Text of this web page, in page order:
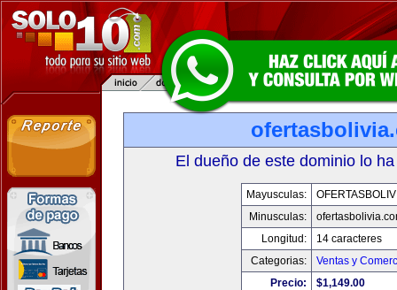
El dueño de este dominio lo
Mayusculas:
Minusculas:
Longitud:
14 caracteres
Categorias:
Ventas y
Precio:
$1,149.00